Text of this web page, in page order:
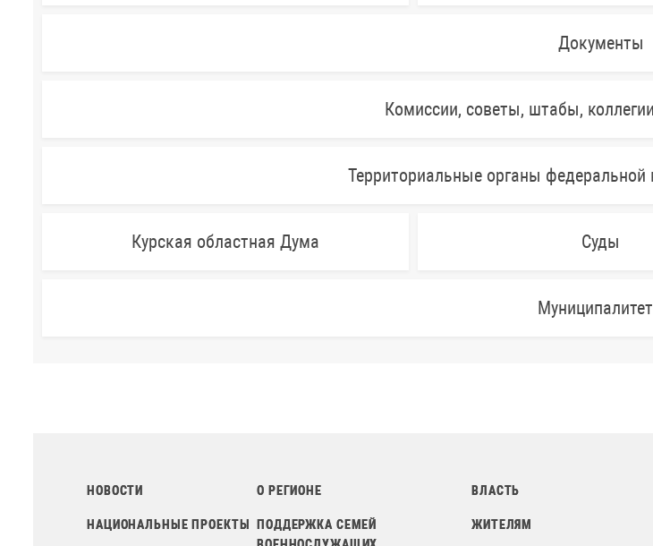
Документы
Комиссии, советы, штабы,
Территориальные органы федеральной
Курская областная Дума Суды
НОВОСТИ О РЕГИОНЕ ВЛАСТЬ
НАЦИОНАЛЬНЫЕ ПРОЕКТЫ
ПОДДЕРЖКА СЕМЕЙ
ЖИТЕЛЯМ